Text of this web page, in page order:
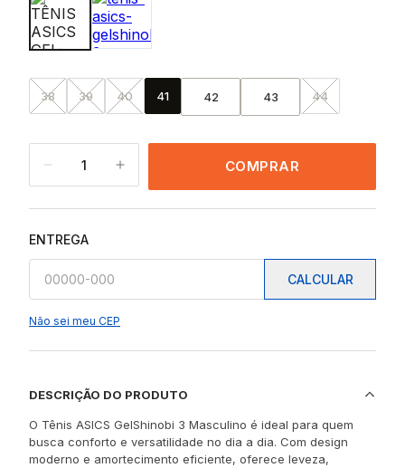
38 39 40 41 42 43 44
1 COMPRAR
ENTREGA
CALCULAR
Não sei meu CEP
DESCRIÇÃO DO PRODUTO
O Tênis ASICS GelShinobi 3 Masculino é ideal para quem
busca conforto e versatilidade no dia a dia. Com design
moderno e amortecimento eficiente, oferece leveza,